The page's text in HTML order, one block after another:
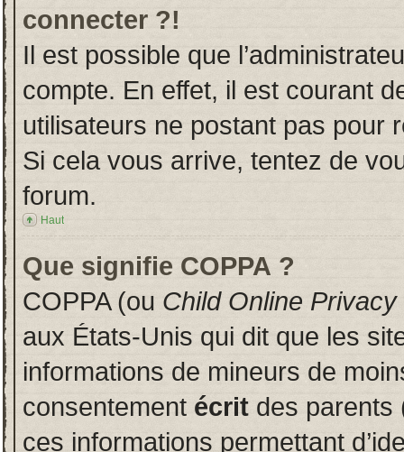
connecter ?!
Il est possible que
compte. En effet, il est courant
utilisateurs ne postant pas pour
Si cela vous arrive, tentez de
forum.
Haut
Que signifie COPPA ?
COPPA (ou Child Online
aux États-Unis qui dit que les
informations de mineurs de
consentement écrit des parents
ces informations permettant